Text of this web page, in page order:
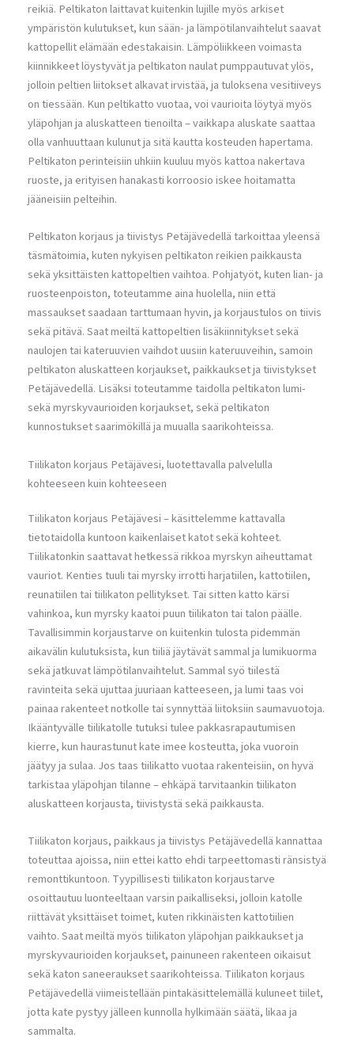
reikiä. Peltikaton laittavat kuitenkin lujille myös arkiset
ympäristön kulutukset, kun sään- ja lämpötilanvaihtelut saavat
kattopellit elämään edestakaisin. Lämpöliikkeen voimasta
kiinnikkeet löystyvät ja peltikaton naulat pumppautuvat ylös,
jolloin peltien liitokset alkavat irvistää, ja tuloksena vesitiiveys
on tiessään. Kun peltikatto vuotaa, voi vaurioita löytyä myös
yläpohjan ja aluskatteen tienoilta – vaikkapa aluskate saattaa
olla vanhuuttaan kulunut ja sitä kautta kosteuden hapertama.
Peltikaton perinteisiin uhkiin kuuluu myös kattoa nakertava
ruoste, ja erityisen hanakasti korroosio iskee hoitamatta
jääneisiin pelteihin.
Peltikaton korjaus ja tiivistys Petäjävedellä tarkoittaa yleensä
täsmätoimia, kuten nykyisen peltikaton reikien paikkausta
sekä yksittäisten kattopeltien vaihtoa. Pohjatyöt, kuten lian- ja
ruosteenpoiston, toteutamme aina huolella, niin että
massaukset saadaan tarttumaan hyvin, ja korjaustulos on tiivis
sekä pitävä. Saat meiltä kattopeltien lisäkiinnitykset sekä
naulojen tai kateruuvien vaihdot uusiin kateruuveihin, samoin
peltikaton aluskatteen korjaukset, paikkaukset ja tiivistykset
Petäjävedellä. Lisäksi toteutamme taidolla peltikaton lumi-
sekä myrskyvaurioiden korjaukset, sekä peltikaton
kunnostukset saarimökillä ja muualla saarikohteissa.
Tiilikaton korjaus Petäjävesi, luotettavalla palvelulla
kohteeseen kuin kohteeseen
Tiilikaton korjaus Petäjävesi – käsittelemme kattavalla
tietotaidolla kuntoon kaikenlaiset katot sekä kohteet.
Tiilikatonkin saattavat hetkessä rikkoa myrskyn aiheuttamat
vauriot. Kenties tuuli tai myrsky irrotti harjatiilen, kattotiilen,
reunatiilen tai tiilikaton pellitykset. Tai sitten katto kärsi
vahinkoa, kun myrsky kaatoi puun tiilikaton tai talon päälle.
Tavallisimmin korjaustarve on kuitenkin tulosta pidemmän
aikavälin kulutuksista, kun tiiliä jäytävät sammal ja lumikuorma
sekä jatkuvat lämpötilanvaihtelut. Sammal syö tiilestä
ravinteita sekä ujuttaa juuriaan katteeseen, ja lumi taas voi
painaa rakenteet notkolle tai synnyttää liitoksiin saumavuotoja.
Ikääntyvälle tiilikatolle tutuksi tulee pakkasrapautumisen
kierre, kun haurastunut kate imee kosteutta, joka vuoroin
jäätyy ja sulaa. Jos taas tiilikatto vuotaa rakenteisiin, on hyvä
tarkistaa yläpohjan tilanne – ehkäpä tarvitaankin tiilikaton
aluskatteen korjausta, tiivistystä sekä paikkausta.
Tiilikaton korjaus, paikkaus ja tiivistys Petäjävedellä kannattaa
toteuttaa ajoissa, niin ettei katto ehdi tarpeettomasti ränsistyä
remonttikuntoon. Tyypillisesti tiilikaton korjaustarve
osoittautuu luonteeltaan varsin paikalliseksi, jolloin katolle
riittävät yksittäiset toimet, kuten rikkinäisten kattotiilien
vaihto. Saat meiltä myös tiilikaton yläpohjan paikkaukset ja
myrskyvaurioiden korjaukset, painuneen rakenteen oikaisut
sekä katon saneeraukset saarikohteissa. Tiilikaton korjaus
Petäjävedellä viimeistellään pintakäsittelemällä kuluneet tiilet,
jotta kate pystyy jälleen kunnolla hylkimään säätä, likaa ja
sammalta.